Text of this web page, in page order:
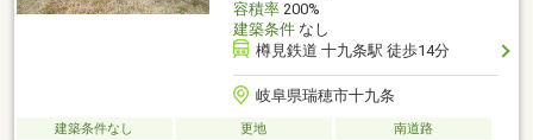
容積率200%
建築条件なし
樽見鉄道 十九条駅 徒歩14分
岐阜県瑞穂市十九条
建築条件なし 更地 南道路